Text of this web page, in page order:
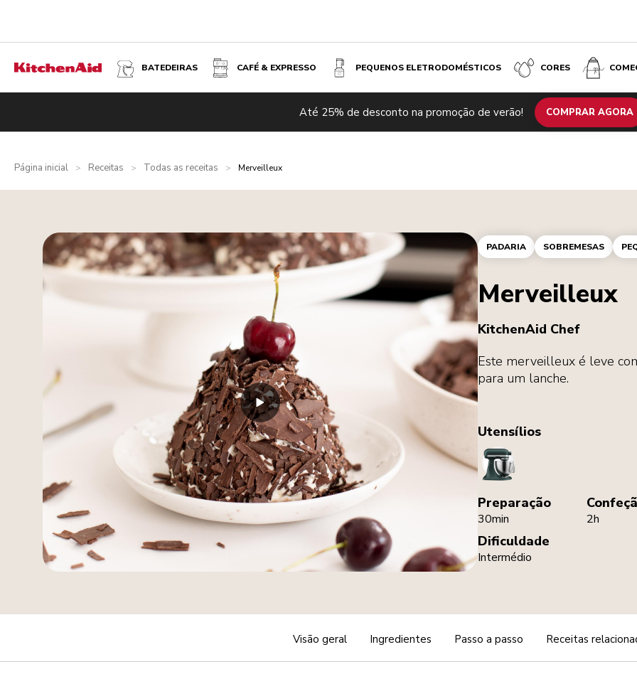
BATEDEIRAS CAFÉ & EXPRESSO PEQUENOS ELETRODOMÉSTICOS CORES
Até 25% de desconto na promoção de verão! COMPRAR AGORA
Página inicial > Receitas > Todas as receitas > Merveilleux
PADARIA SOBREMESAS
Merveilleux
KitchenAid Chef
Este merveilleux é leve
para um lanche.
Utensílios
StandMixer
Preparação
30min 2h
Dificuldade
Intermédio
Visão geral Ingredientes Passo a passo Receitas